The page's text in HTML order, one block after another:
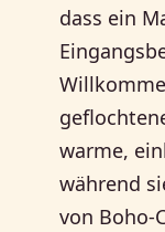
dass ein
warme,
während
von Boho-